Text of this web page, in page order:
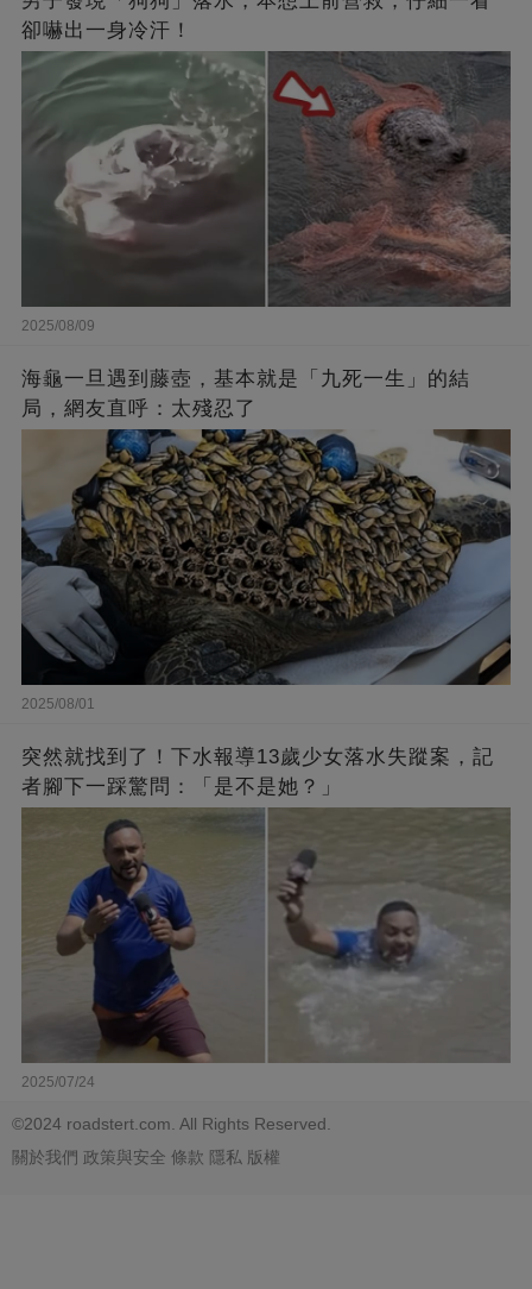
卻嚇出一身冷汗！
2025/08/09
海龜一旦遇到藤壺，基本就是「九死一生」的結
局，網友直呼：太殘忍了
2025/08/01
突然就找到了！下水報導13歲少女落水失蹤案，記
者腳下一踩驚問：「是不是她？」
2025/07/24
©2024 roadstert.com. All Rights Reserved.
關於我們 政策與安全 條款 隱私 版權